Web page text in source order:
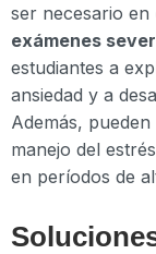
ser necesario en
exámenes
estudiantes a
ansiedad y a
Además,
manejo del
en períodos de